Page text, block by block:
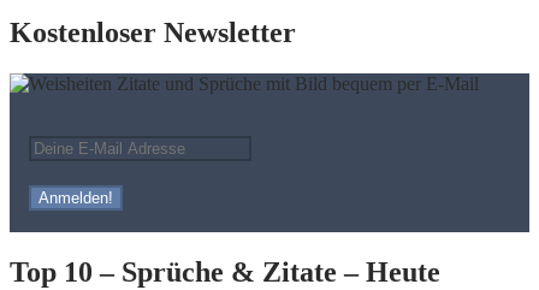
Kostenloser Newsletter
Top 10 – Sprüche & Zitate – Heute